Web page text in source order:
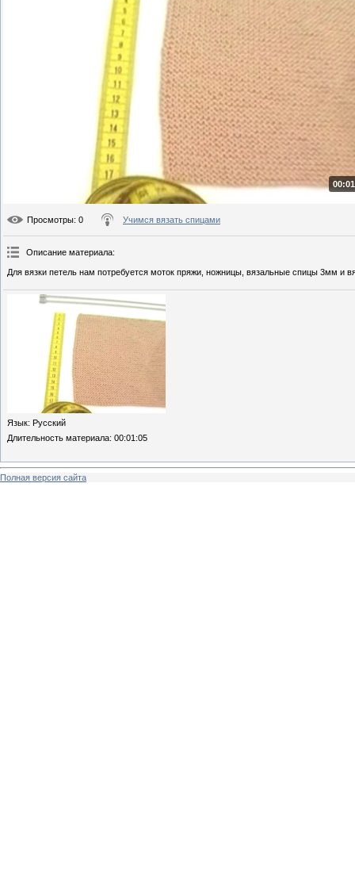
Просмотры: 0 Учимся вязать спицами
Описание материала:
Для вязки петель нам потребуется моток пряжи, ножницы, вязальные спицы 3мм и
Язык: Русский
Длительность материала: 00:01:05
Полная версия сайта